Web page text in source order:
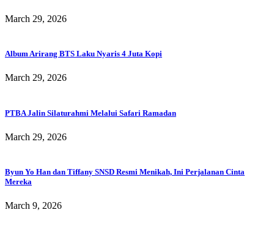
March 29, 2026
Album Arirang BTS Laku Nyaris 4 Juta Kopi
March 29, 2026
PTBA Jalin Silaturahmi Melalui Safari Ramadan
March 29, 2026
Byun Yo Han dan Tiffany SNSD Resmi Menikah, Ini Perjalanan Cinta
Mereka
March 9, 2026